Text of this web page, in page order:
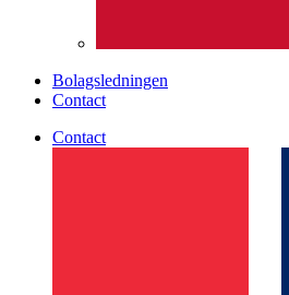
Bolagsledningen
Contact
Contact